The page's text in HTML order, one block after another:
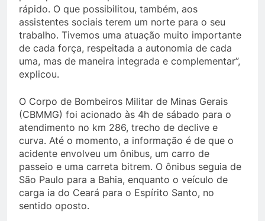
rápido. O que possibilitou, também, aos
assistentes sociais terem um norte para o seu
trabalho. Tivemos uma atuação muito importante
de cada força, respeitada a autonomia de cada
uma, mas de maneira integrada e complementar”,
explicou.
O Corpo de Bombeiros Militar de Minas Gerais
(CBMMG) foi acionado às 4h de sábado para o
atendimento no km 286, trecho de declive e
curva. Até o momento, a informação é de que o
acidente envolveu um ônibus, um carro de
passeio e uma carreta bitrem. O ônibus seguia de
São Paulo para a Bahia, enquanto o veículo de
carga ia do Ceará para o Espírito Santo, no
sentido oposto.